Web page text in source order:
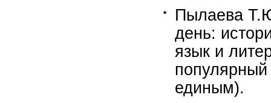
Пылаева
день:
язык и
единым).